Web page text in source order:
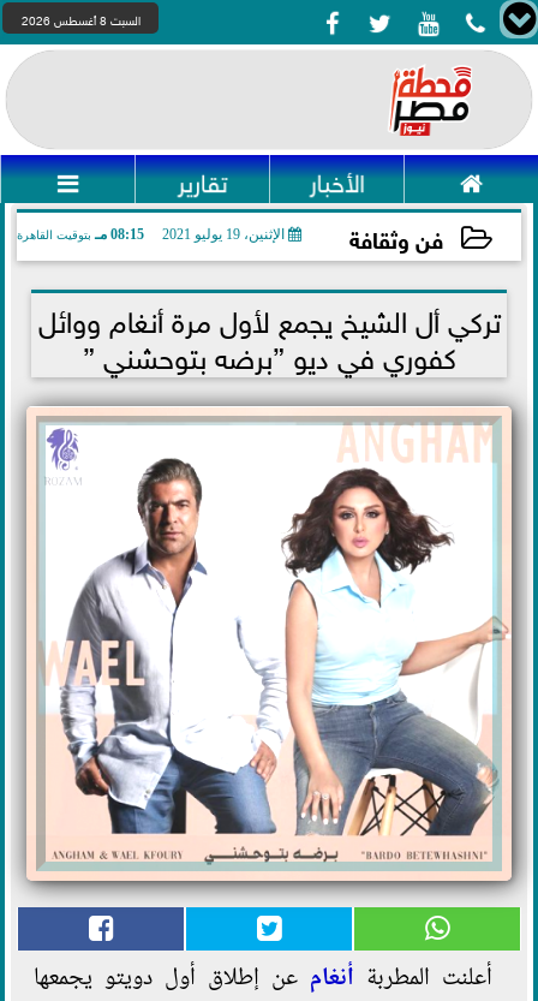
    السبت 8 أغسطس 2026
 الأخبار تقارير 
فن وثقافة الإثنين، 19 يوليو 2021 08:15 مـ بتوقيت القاهرة
2021-07-19 20:15:23
تركي أل الشيخ يجمع لأول مرة أنغام ووائل
كفوري في ديو ”برضه بتوحشني ”
أعلنت المطربة أنغام عن إطلاق أول دويتو يجمعها